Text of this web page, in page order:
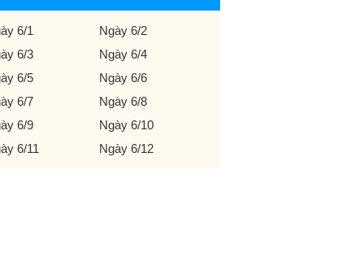
6/1
Ngày 6/2
6/3
Ngày 6/4
6/5
Ngày 6/6
6/7
Ngày 6/8
6/9
Ngày 6/10
6/11
Ngày 6/12